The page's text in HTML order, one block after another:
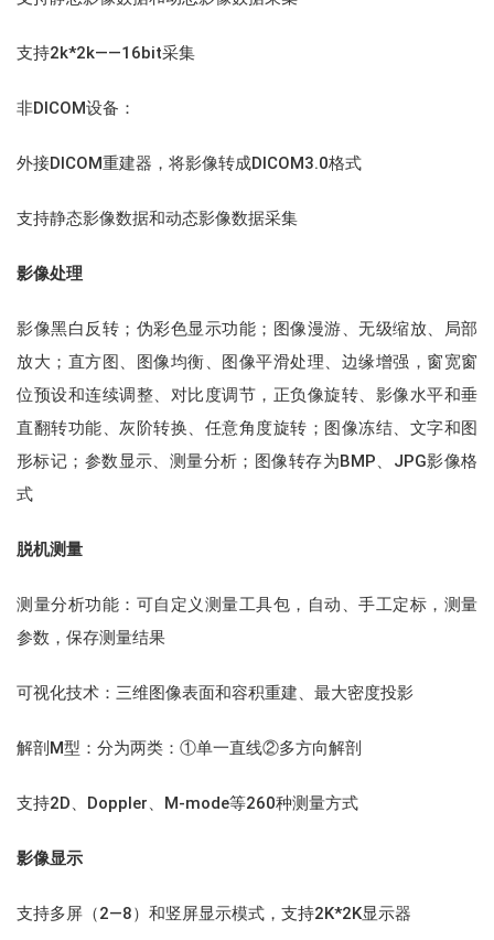
支持2k*2k——16bit采集
非DICOM设备：
外接DICOM重建器，将影像转成DICOM3.0格式
支持静态影像数据和动态影像数据采集
影像处理
影像黑白反转；伪彩色显示功能；图像漫游、无级缩放、局部
放大；直方图、图像均衡、图像平滑处理、边缘增强，窗宽窗
位预设和连续调整、对比度调节，正负像旋转、影像水平和垂
直翻转功能、灰阶转换、任意角度旋转；图像冻结、文字和图
形标记；参数显示、测量分析；图像转存为BMP、JPG影像格
式
脱机测量
测量分析功能：可自定义测量工具包，自动、手工定标，测量
参数，保存测量结果
可视化技术：三维图像表面和容积重建、最大密度投影
解剖M型：分为两类：①单一直线②多方向解剖
支持2D、Doppler、M-mode等260种测量方式
影像显示
支持多屏（2—8）和竖屏显示模式，支持2K*2K显示器